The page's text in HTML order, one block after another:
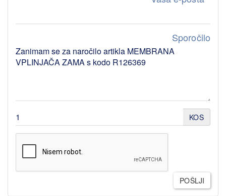
Sporočilo
KOS
POŠLJI